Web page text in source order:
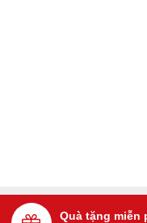
Quà tặng miễn